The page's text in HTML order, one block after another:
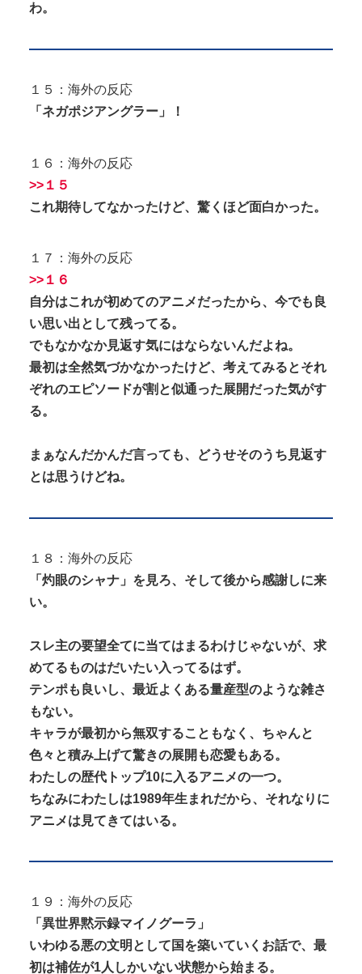
わ。
１５：海外の反応
「ネガポジアングラー」！
１６：海外の反応
>>１５
これ期待してなかったけど、驚くほど面白かった。
１７：海外の反応
>>１６
自分はこれが初めてのアニメだったから、今でも良
い思い出として残ってる。
でもなかなか見返す気にはならないんだよね。
最初は全然気づかなかったけど、考えてみるとそれ
ぞれのエピソードが割と似通った展開だった気がす
る。
まぁなんだかんだ言っても、どうせそのうち見返す
とは思うけどね。
１８：海外の反応
「灼眼のシャナ」を見ろ、そして後から感謝しに来
い。
スレ主の要望全てに当てはまるわけじゃないが、求
めてるものはだいたい入ってるはず。
テンポも良いし、最近よくある量産型のような雑さ
もない。
キャラが最初から無双することもなく、ちゃんと
色々と積み上げて驚きの展開も恋愛もある。
わたしの歴代トップ10に入るアニメの一つ。
ちなみにわたしは1989年生まれだから、それなりに
アニメは見てきてはいる。
１９：海外の反応
「異世界黙示録マイノグーラ」
いわゆる悪の文明として国を築いていくお話で、最
初は補佐が1人しかいない状態から始まる。